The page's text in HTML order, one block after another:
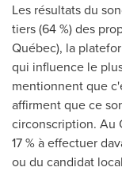
Les résultats du
tiers (64 %) des
Québec), la
qui influence le
mentionnent que
affirment que ce
circonscription. Au
17 % à effectuer
ou du candidat